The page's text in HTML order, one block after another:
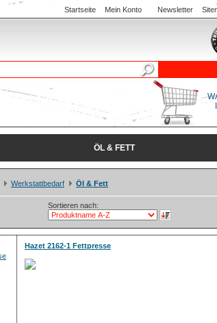
Startseite Mein Konto Newsletter
ÖL & FETT
Werkstattbedarf Öl & Fett
Sortieren nach:
Hazet 2162-1 Fettpresse